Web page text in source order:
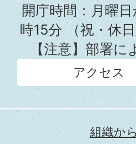
所
開庁時間：月曜
時15分（祝・休
【注意】部署
アクセス
組織か